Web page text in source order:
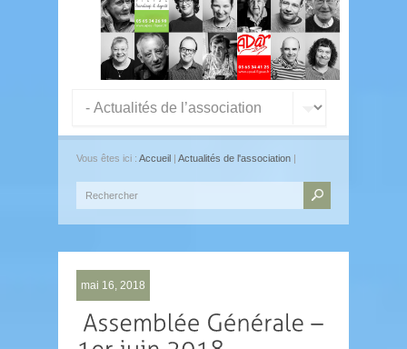
Vous êtes ici : Accueil Actualités de l'association
mai 16, 2018